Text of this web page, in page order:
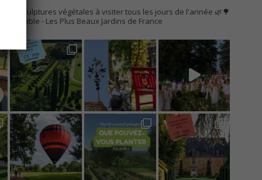
de sculptures végétales à visiter tous les jours de l'année 🌿🌳
- Les Plus Beaux Jardins de France